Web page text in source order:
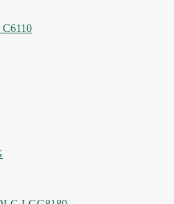
C6110